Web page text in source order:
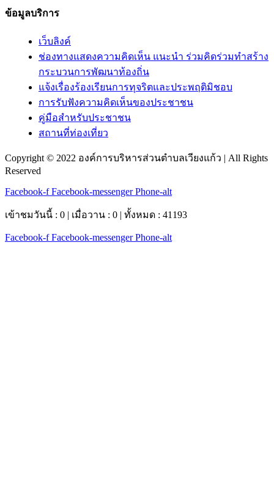
ข้อมูลบริการ
เว็บลิงค์
ช่องทางแสดงความคิดเห็น แนะนำ ร่วมคิดร่วมทำสร้าง
กระบวนการพัฒนาท้องถิ่น
แจ้งเรื่องร้องเรียนการทุจริตและประพฤติมิชอบ
การรับฟังความคิดเห็นของประชาชน
คู่มือสำหรับประชาชน
สถานที่ท่องเที่ยว
Copyright © 2022 องค์การบริหารส่วนตำบลเวียงแก้ว | All Rights
Reserved
Facebook-f Facebook-messenger Phone-alt
เข้าชมวันนี้ : 0 | เมื่อวาน : 0 | ทั้งหมด : 41193
Facebook-f Facebook-messenger Phone-alt